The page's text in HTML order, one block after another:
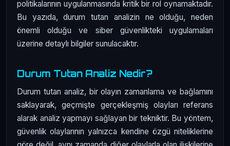
politikalarının uygulanmasında kritik bir rol oynamaktadır.
Bu yazıda, durum tutan analizin ne olduğu, neden
önemli olduğu ve siber güvenlikteki uygulamaları
üzerine detaylı bilgiler sunulacaktır.
Durum Tutan Analiz Nedir?
Durum tutan analiz, bir olayın zamanlama ve bağlamını
saklayarak, geçmişte gerçekleşmiş olayları referans
alarak analiz yapmayı sağlayan bir tekniktir. Bu yöntem,
güvenlik olaylarının yalnızca kendine özgü niteliklerine